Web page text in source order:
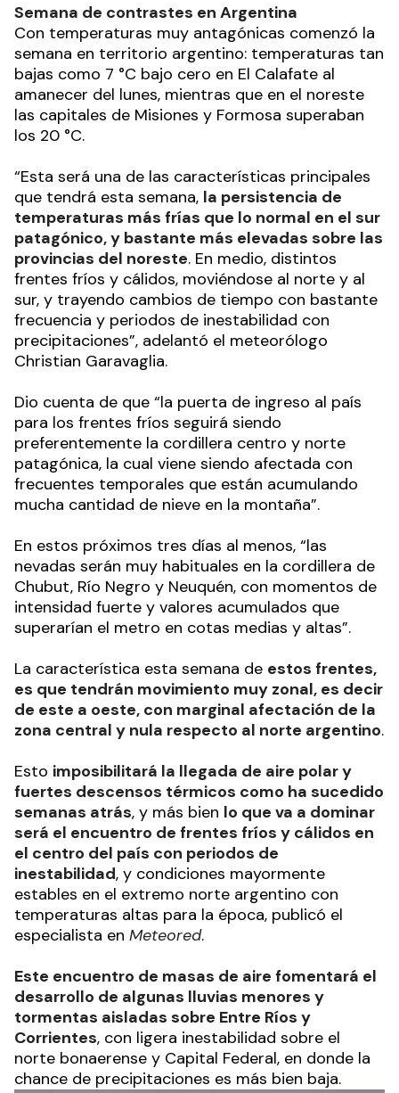
Semana de contrastes en Argentina
Con temperaturas muy antagónicas comenzó la
semana en territorio argentino: temperaturas tan
bajas como 7 °C bajo cero en El Calafate al
amanecer del lunes, mientras que en el noreste
las capitales de Misiones y Formosa superaban
los 20 °C.
“Esta será una de las características principales
que tendrá esta semana, la persistencia de
temperaturas más frías que lo normal en el sur
patagónico, y bastante más elevadas sobre las
provincias del noreste. En medio, distintos
frentes fríos y cálidos, moviéndose al norte y al
sur, y trayendo cambios de tiempo con bastante
frecuencia y periodos de inestabilidad con
precipitaciones”, adelantó el meteorólogo
Christian Garavaglia.
Dio cuenta de que “la puerta de ingreso al país
para los frentes fríos seguirá siendo
preferentemente la cordillera centro y norte
patagónica, la cual viene siendo afectada con
frecuentes temporales que están acumulando
mucha cantidad de nieve en la montaña”.
En estos próximos tres días al menos, “las
nevadas serán muy habituales en la cordillera de
Chubut, Río Negro y Neuquén, con momentos de
intensidad fuerte y valores acumulados que
superarían el metro en cotas medias y altas”.
La característica esta semana de estos frentes,
es que tendrán movimiento muy zonal, es decir
de este a oeste, con marginal afectación de la
zona central y nula respecto al norte argentino.
Esto imposibilitará la llegada de aire polar y
fuertes descensos térmicos como ha sucedido
semanas atrás, y más bien lo que va a dominar
será el encuentro de frentes fríos y cálidos en
el centro del país con periodos de
inestabilidad, y condiciones mayormente
estables en el extremo norte argentino con
temperaturas altas para la época, publicó el
especialista en Meteored.
Este encuentro de masas de aire fomentará el
desarrollo de algunas lluvias menores y
tormentas aisladas sobre Entre Ríos y
Corrientes, con ligera inestabilidad sobre el
norte bonaerense y Capital Federal, en donde la
chance de precipitaciones es más bien baja.